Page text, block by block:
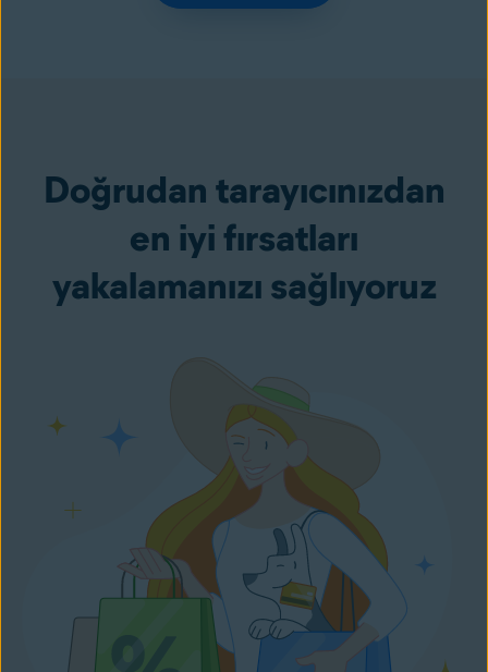
Doğrudan tarayıcınızdan
en iyi fırsatları
yakalamanızı sağlıyoruz